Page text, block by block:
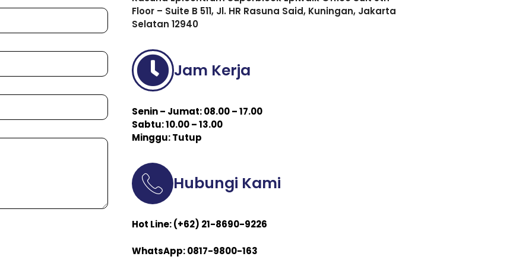
Floor – Suite B 511, Jl. HR Rasuna Said, Kuningan, Jakarta
Selatan 12940
Jam Kerja
Senin – Jumat: 08.00 – 17.00
Sabtu: 10.00 – 13.00
Minggu: Tutup
Hubungi Kami
Hot Line: (+62) 21-8690-9226
WhatsApp: 0817-9800-163